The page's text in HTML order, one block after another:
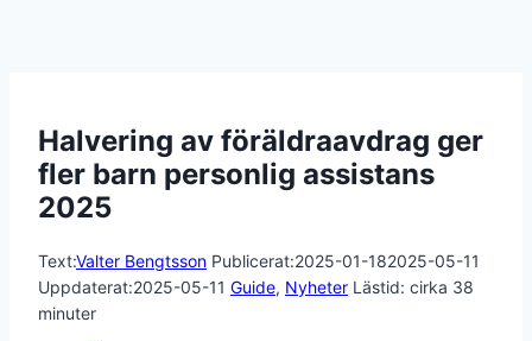
Halvering av föräldraavdrag ger
fler barn personlig assistans
2025
Text:Valter Bengtsson Publicerat:2025-01-182025-05-11
Uppdaterat:2025-05-11 Guide, Nyheter Lästid: cirka 38
minuter